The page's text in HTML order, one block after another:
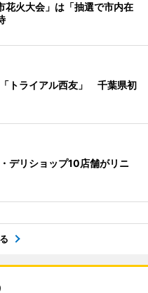
火大会」は「抽選で市内在
トライアル西友」 千葉県初
デリショップ10店舗がリニ